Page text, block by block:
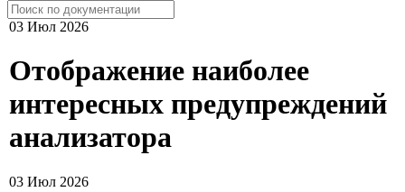
03 Июл 2026
Отображение наиболее
интересных предупреждений
анализатора
03 Июл 2026